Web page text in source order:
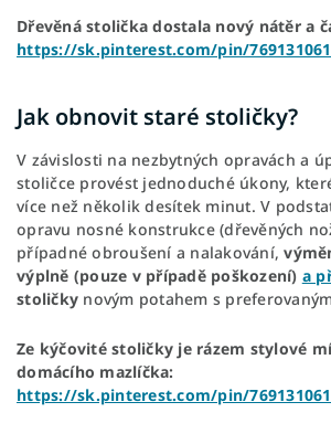
Dřevěná stolička dostala nový nátěr a
https://sk.pinterest.com/pin/
Jak obnovit staré stoličky?
V závislosti na nezbytných opravách a
stoličce provést jednoduché úkony,
více než několik desítek minut. V
opravu nosné konstrukce (dřevěných
případné obroušení a nalakování,
výplně (pouze v případě poškození) a
stoličky novým potahem s
Ze kýčovité stoličky je rázem stylové
domácího mazlíčka:
https://sk.pinterest.com/pin/